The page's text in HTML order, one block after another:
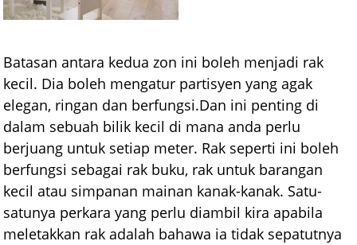
Batasan antara kedua zon ini boleh menjadi rak
kecil. Dia boleh mengatur partisyen yang agak
elegan, ringan dan berfungsi.Dan ini penting di
dalam sebuah bilik kecil di mana anda perlu
berjuang untuk setiap meter. Rak seperti ini boleh
berfungsi sebagai rak buku, rak untuk barangan
kecil atau simpanan mainan kanak-kanak. Satu-
satunya perkara yang perlu diambil kira apabila
meletakkan rak adalah bahawa ia tidak sepatutnya